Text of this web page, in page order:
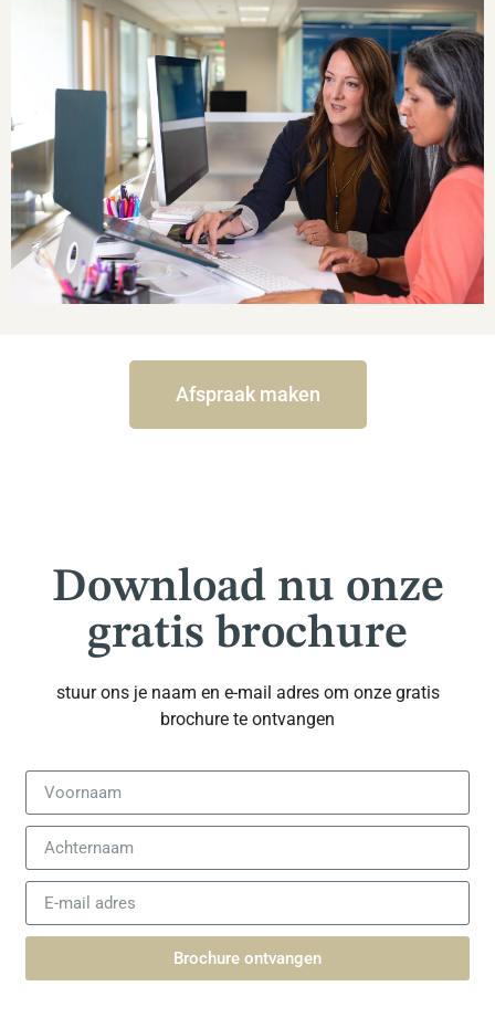
Afspraak maken
Download nu onze
gratis brochure
stuur ons je naam en e-mail adres om onze gratis
brochure te ontvangen
Brochure ontvangen